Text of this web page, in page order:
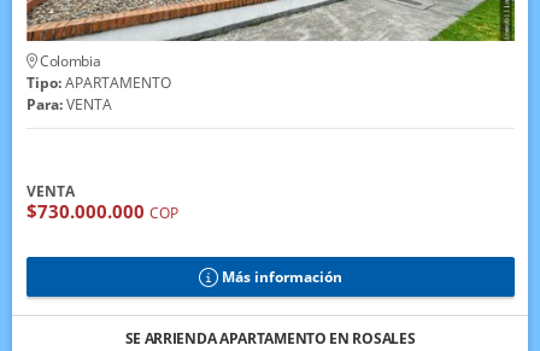
Colombia
Tipo:APARTAMENTO
Para:VENTA
VENTA
$730.000.000 COP
Más información
SE ARRIENDA APARTAMENTO EN ROSALES